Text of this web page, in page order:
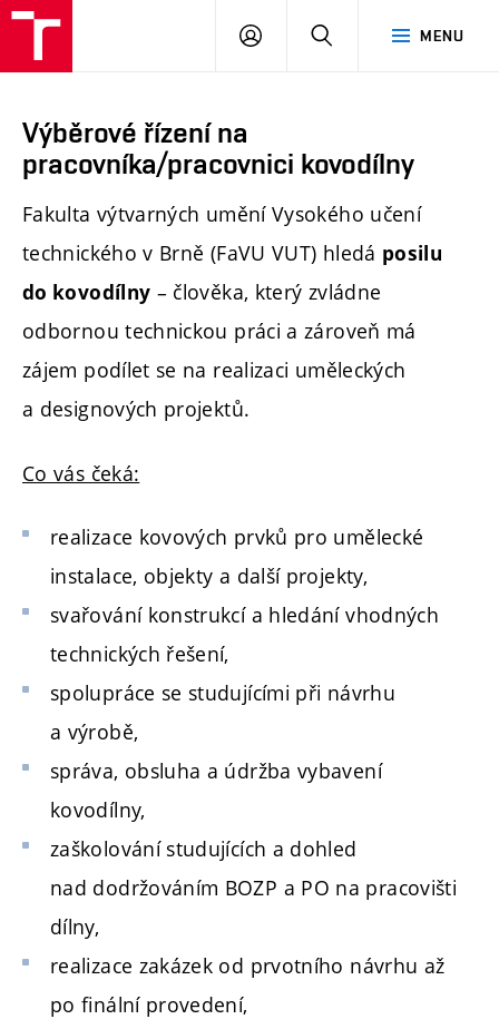
MENU
PŘIHLÁSIT
Výběrové řízení na
pracovníka/pracovnici kovodílny
Fakulta výtvarných umění Vysokého učení
technického v Brně (FaVU VUT) hledá posilu
do kovodílny – člověka, který zvládne
odbornou technickou práci a zároveň má
zájem podílet se na realizaci uměleckých
a designových projektů.
Co vás čeká:
realizace kovových prvků pro umělecké
instalace, objekty a další projekty,
svařování konstrukcí a hledání vhodných
technických řešení,
spolupráce se studujícími při návrhu
a výrobě,
správa, obsluha a údržba vybavení
kovodílny,
zaškolování studujících a dohled
nad dodržováním BOZP a PO na pracovišti
dílny,
realizace zakázek od prvotního návrhu až
po finální provedení,